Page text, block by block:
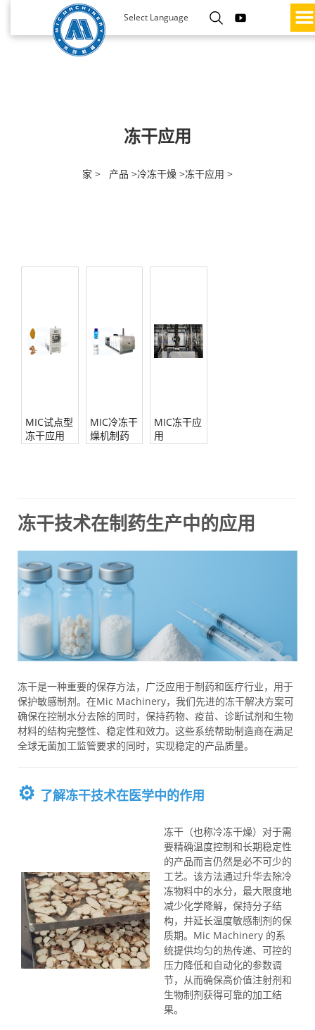
Select Language
冻干应用
家 > 产品 >冷冻干燥 >冻干应用 >
MIC试点型
冻干应用
MIC冷冻干
燥机制药
MIC冻干应
用
冻干技术在制药生产中的应用
冻干是一种重要的保存方法，广泛应用于制药和医疗行业，用于
保护敏感制剂。在Mic Machinery，我们先进的冻干解决方案可
确保在控制水分去除的同时，保持药物、疫苗、诊断试剂和生物
材料的结构完整性、稳定性和效力。这些系统帮助制造商在满足
全球无菌加工监管要求的同时，实现稳定的产品质量。
⚙️ 了解冻干技术在医学中的作用
冻干（也称冷冻干燥）对于需
要精确温度控制和长期稳定性
的产品而言仍然是必不可少的
工艺。该方法通过升华去除冷
冻物料中的水分，最大限度地
减少化学降解，保持分子结
构，并延长温度敏感制剂的保
质期。Mic Machinery 的系
统提供均匀的热传递、可控的
压力降低和自动化的参数调
节，从而确保高价值注射剂和
生物制剂获得可靠的加工结
果。